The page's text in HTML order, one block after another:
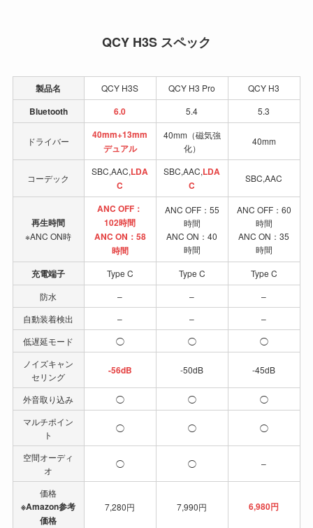
QCY H3S スペック
製品名 QCY H3S QCY H3 Pro QCY H3
Bluetooth 6.0 5.4 5.3
ドライバー
40mm+13mm
デュアル
40mm（磁気強
化）
40mm
コーデック
SBC,AAC,LDA
C
SBC,AAC,LDA
C
SBC,AAC
再生時間
※ANC ON時
ANC OFF：
102時間
ANC ON：58
時間
ANC OFF：55
時間
ANC ON：40
時間
ANC OFF：60
時間
ANC ON：35
時間
充電端子 Type C Type C
Type C
防水
– –
–
自動装着検出
– –
–
低遅延モード
◯ ◯
◯
ノイズキャン
セリング
-56dB -50dB -45dB
外音取り込み ◯ ◯
◯
マルチポイン
ト
◯ ◯ ◯
空間オーディ
オ
◯ ◯ –
価格
※Amazon参考
価格
7,280円 7,990円 6,980円